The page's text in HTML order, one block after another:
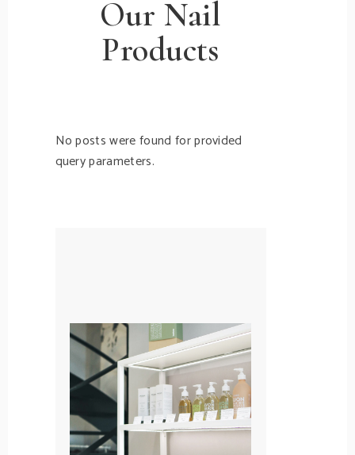
Our Nail
Products
No posts were found for provided
query parameters.